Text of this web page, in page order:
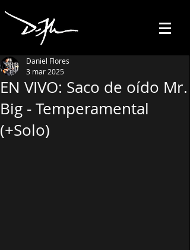
EN VIVO: Saco de oído Mr.
Big - Temperamental
(+Solo)
Daniel Flores
3 mar 2025